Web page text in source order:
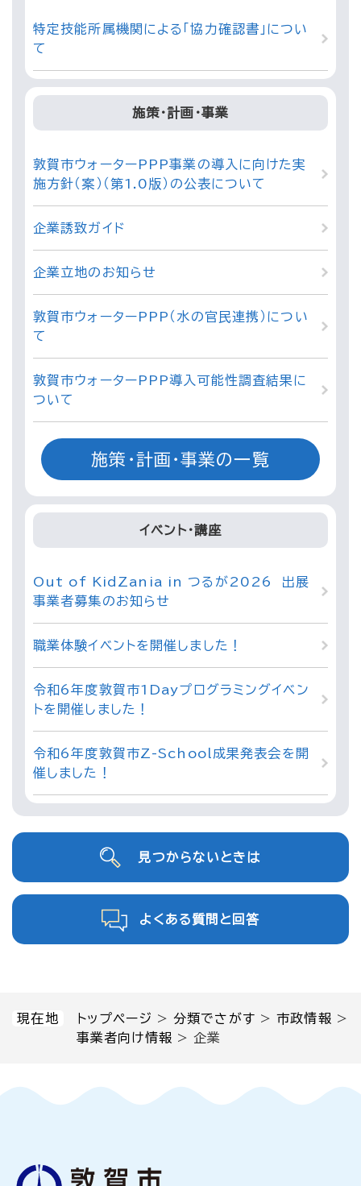
現在地 トップページ >分類でさがす >市政情報 >
事業者向け情報 >企業
特定技能所属機関による「協力確認書」につい
て
施策・計画・事業
敦賀市ウォーターPPP事業の導入に向けた実
施方針（案）（第1.0版）の公表について
企業誘致ガイド
企業立地のお知らせ
敦賀市ウォーターPPP（水の官民連携）につい
て
敦賀市ウォーターPPP導入可能性調査結果に
ついて
施策・計画・事業の一覧
イベント・講座
Out of KidZania in つるが2026 出展
事業者募集のお知らせ
職業体験イベントを開催しました！
令和6年度敦賀市1Dayプログラミングイベン
トを開催しました！
令和6年度敦賀市Z-School成果発表会を開
催しました！
見つからないときは
よくある質問と回答